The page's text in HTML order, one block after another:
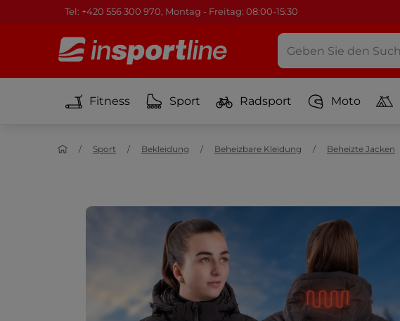
Tel: +420 556 300 970, Montag - Freitag: 08:00-15:30
Fitness Sport Radsport Moto
Sport Bekleidung Beheizbare Kleidung Beheizte Jacken